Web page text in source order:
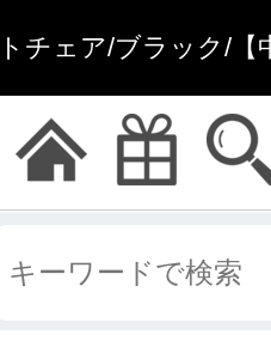
チェア/ブラック/【